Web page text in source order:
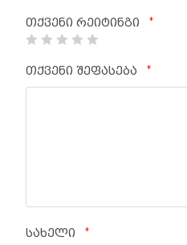
თქვენი რეიტინგი *
თქვენი შეფასება *
სახელი *